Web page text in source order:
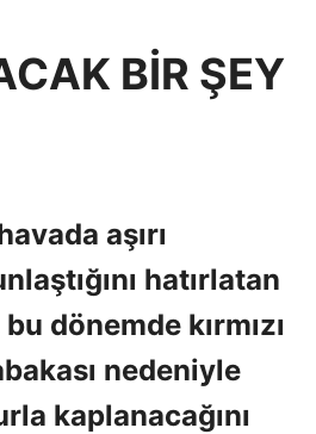
BİR ŞEY
aşırı
hatırlatan
dönemde kırmızı
nedeniyle
kaplanacağını